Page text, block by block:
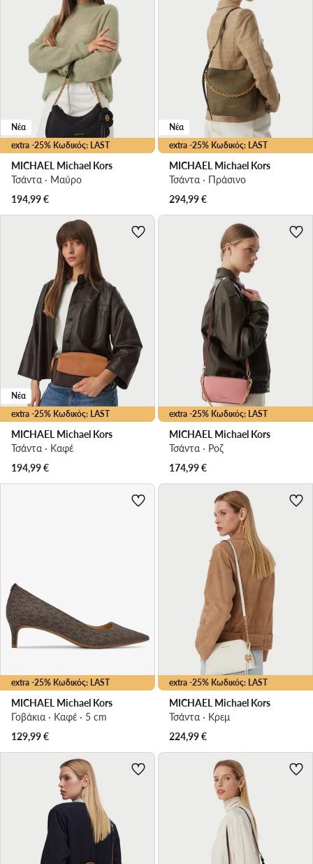
extra -25% Κωδικός: LAST
Νέα
MICHAEL Michael Kors
Τσάντα · Μαύρο
194,99€
extra -25% Κωδικός: LAST
Νέα
MICHAEL Michael Kors
Τσάντα · Πράσινο
294,99€
extra -25% Κωδικός: LAST
Νέα
MICHAEL Michael Kors
Τσάντα · Καφέ
194,99€
extra -25% Κωδικός: LAST
MICHAEL Michael Kors
Τσάντα · Ροζ
174,99€
extra -25% Κωδικός: LAST
MICHAEL Michael Kors
Γοβάκια · Καφέ · 5 cm
129,99€
extra -25% Κωδικός: LAST
MICHAEL Michael Kors
Τσάντα · Κρεμ
224,99€